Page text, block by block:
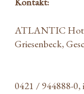
ATLANTIC
0421 / 944888-0,